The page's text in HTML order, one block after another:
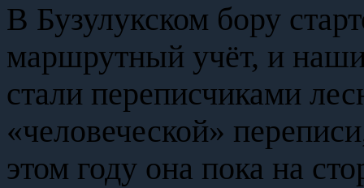
В Бузулукском бору
маршрутный учёт, и
стали переписчиками
«человеческой»
этом году она пока на